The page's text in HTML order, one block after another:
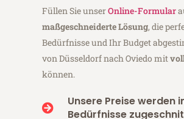
Füllen Sie unserOnline-Formular
maßgeschneiderte Lösung, die
Bedürfnisse und Ihr Budget
von Düsseldorf nach Oviedo mit
können.
Unsere Preise werden
Bedürfnisse